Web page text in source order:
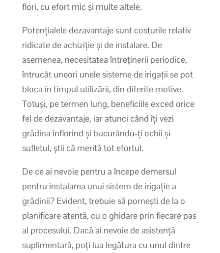
flori, cu efort mic și multe altele.
Potențialele dezavantaje sunt costurile relativ
ridicate de achiziție și de instalare. De
asemenea, necesitatea întreținerii periodice,
întrucât uneori unele sisteme de irigații se pot
bloca în timpul utilizării, din diferite motive.
Totuși, pe termen lung, beneficiile exced orice
fel de dezavantaje, iar atunci când îți vezi
grădina înflorind și bucurându-ți ochii și
sufletul, știi că merită tot efortul.
De ce ai nevoie pentru a începe demersul
pentru instalarea unui sistem de irigație a
grădinii? Evident, trebuie să pornești de la o
planificare atentă, cu o ghidare prin fiecare pas
al procesului. Dacă ai nevoie de asistență
suplimentară, poți lua legătura cu unul dintre